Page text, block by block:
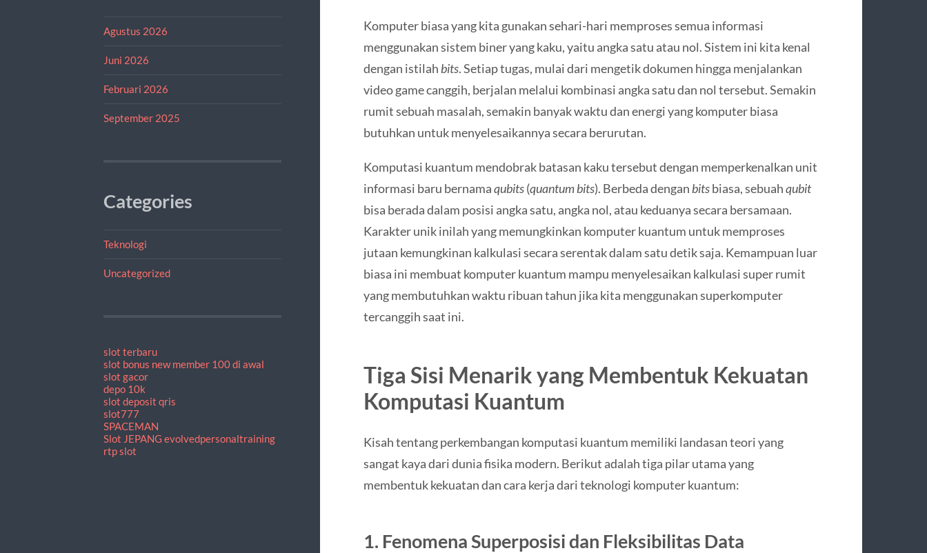
Agustus 2026
Juni 2026
Februari 2026
September 2025
Categories
Teknologi
Uncategorized
slot terbaru
slot bonus new member 100 di awal
slot gacor
depo 10k
slot deposit qris
slot777
SPACEMAN
Slot JEPANG evolvedpersonaltraining
rtp slot
Komputer biasa yang kita gunakan sehari-hari memproses semua informasi
menggunakan sistem biner yang kaku, yaitu angka satu atau nol. Sistem ini kita kenal
dengan istilah bits. Setiap tugas, mulai dari mengetik dokumen hingga menjalankan
video game canggih, berjalan melalui kombinasi angka satu dan nol tersebut. Semakin
rumit sebuah masalah, semakin banyak waktu dan energi yang komputer biasa
butuhkan untuk menyelesaikannya secara berurutan.
Komputasi kuantum mendobrak batasan kaku tersebut dengan memperkenalkan unit
informasi baru bernamaqubits(quantum bits). Berbeda dengan bitsbiasa, sebuahqubit
bisa berada dalam posisi angka satu, angka nol, atau keduanya secara bersamaan.
Karakter unik inilah yang memungkinkan komputer kuantum untuk memproses
jutaan kemungkinan kalkulasi secara serentak dalam satu detik saja. Kemampuan luar
biasa ini membuat komputer kuantum mampu menyelesaikan kalkulasi super rumit
yang membutuhkan waktu ribuan tahun jika kita menggunakan superkomputer
tercanggih saat ini.
Tiga Sisi Menarik yang Membentuk Kekuatan
Komputasi Kuantum
Kisah tentang perkembangan komputasi kuantum memiliki landasan teori yang
sangat kaya dari dunia fisika modern. Berikut adalah tiga pilar utama yang
membentuk kekuatan dan cara kerja dari teknologi komputer kuantum:
1. Fenomena Superposisi dan Fleksibilitas Data